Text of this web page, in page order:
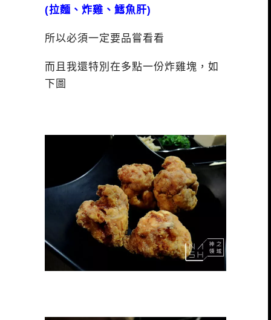
(拉麵、炸雞、鱈魚肝)
所以必須一定要品嘗看看
而且我還特別在多點一份炸雞塊，如
下圖